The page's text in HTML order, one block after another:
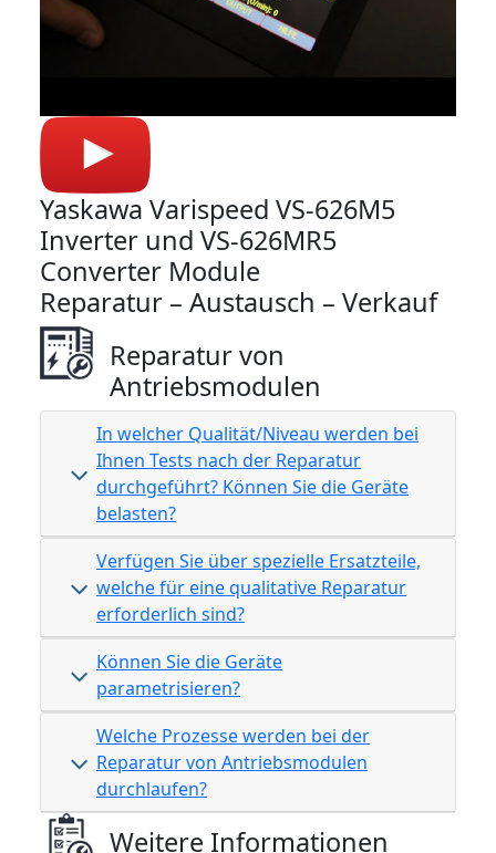
Yaskawa Varispeed VS-626M5
Inverter und VS-626MR5
Converter Module
Reparatur – Austausch – Verkauf
Reparatur von
Antriebsmodulen
In welcher Qualität/Niveau werden bei
Ihnen Tests nach der Reparatur
durchgeführt? Können Sie die Geräte
belasten?
Verfügen Sie über spezielle Ersatzteile,
welche für eine qualitative Reparatur
erforderlich sind?
Können Sie die Geräte
parametrisieren?
Welche Prozesse werden bei der
Reparatur von Antriebsmodulen
durchlaufen?
Weitere Informationen